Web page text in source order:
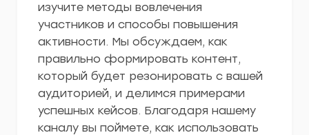
изучите методы вовлечения
участников и способы повышения
активности. Мы обсуждаем, как
правильно формировать контент,
который будет резонировать с вашей
аудиторией, и делимся примерами
успешных кейсов. Благодаря нашему
каналу вы поймете, как использовать